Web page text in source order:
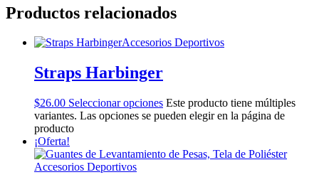
Productos relacionados
Accesorios Deportivos
Straps Harbinger
$26.00 Seleccionar opciones Este producto tiene múltiples
variantes. Las opciones se pueden elegir en la página de
producto
¡Oferta!
Accesorios Deportivos